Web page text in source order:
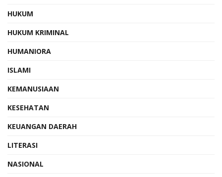
HUKUM
HUKUM KRIMINAL
HUMANIORA
ISLAMI
KEMANUSIAAN
KESEHATAN
KEUANGAN DAERAH
LITERASI
NASIONAL